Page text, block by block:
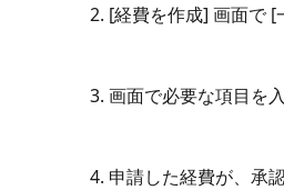
2. [経費を作成] 画面で [
3. 画面で必要な項目を
4. 申請した経費が、承